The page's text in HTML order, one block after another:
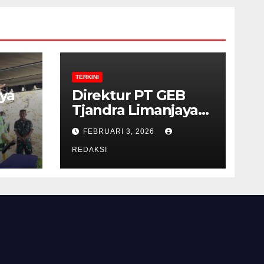
TERKINI
Direktur PT GEB
Tjandra Limanjaya
bin Yohanes
Limanjaya dan
Semangat
Membangun Negeri
FEBRUARI 3, 2026
REDAKSI